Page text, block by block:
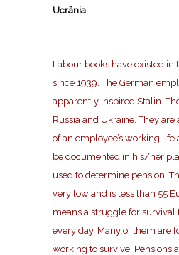
Ucrânia
Labour books have existed in
since 1939. The German
apparently inspired Stalin.
Russia and Ukraine. They
of an employee’s working
be documented in his/her
used to determine pension.
very low and is less than 55
means a struggle for survival
every day. Many of them are
working to survive. Pensions